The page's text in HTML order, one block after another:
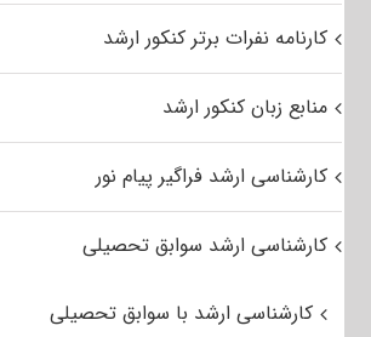
کارنامه نفرات برتر کنکور ارشد
منابع زبان کنکور ارشد
کارشناسی ارشد فراگیر پیام نور
کارشناسی ارشد سوابق تحصیلی
کارشناسی ارشد با سوابق تحصیلی